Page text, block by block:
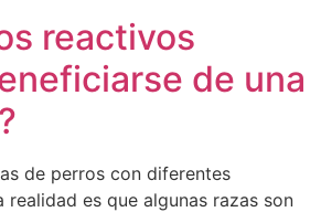
reactivos
de una
de perros con diferentes
realidad es que algunas razas son